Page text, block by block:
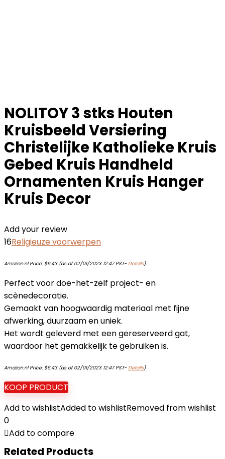
NOLITOY 3 stks Houten
Kruisbeeld Versiering
Christelijke Katholieke Kruis
Gebed Kruis Handheld
Ornamenten Kruis Hanger
Kruis Decor
Add your review
16Religieuze voorwerpen
Amazon.nl Price: $6.43(as of 02/01/2023 12:47 PST-Details)
Perfect voor doe-het-zelf project- en
scènedecoratie.
Gemaakt van hoogwaardig materiaal met fijne
afwerking, duurzaam en uniek.
Het wordt geleverd met een gereserveerd gat,
waardoor het gemakkelijk te gebruiken is.
Amazon.nl Price: $6.43(as of 02/01/2023 12:47 PST-Details)
KOOP PRODUCT
Add to wishlistAdded to wishlistRemoved from wishlist
0
Add to compare
Related Products